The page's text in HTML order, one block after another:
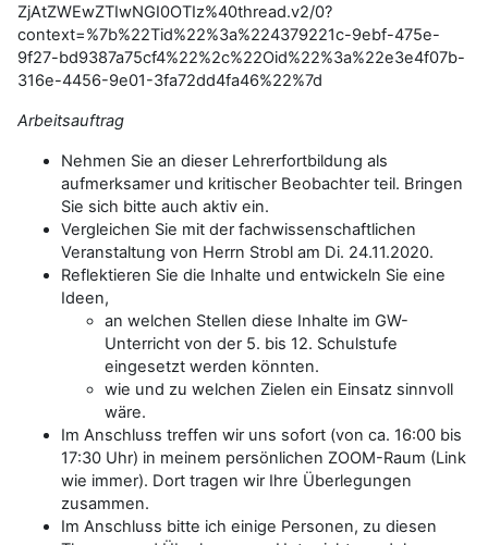
ZjAtZWEwZTIwNGI0OTIz%40thread.v2/0?
context=%7b%22Tid%22%3a%224379221c-9ebf-475e-
9f27-bd9387a75cf4%22%2c%22Oid%22%3a%22e3e4f07b-
316e-4456-9e01-3fa72dd4fa46%22%7d
Arbeitsauftrag
Nehmen Sie an dieser Lehrerfortbildung als
aufmerksamer und kritischer Beobachter teil. Bringen
Sie sich bitte auch aktiv ein.
Vergleichen Sie mit der fachwissenschaftlichen
Veranstaltung von Herrn Strobl am Di. 24.11.2020.
Reflektieren Sie die Inhalte und entwickeln Sie eine
Ideen,
an welchen Stellen diese Inhalte im GW-
Unterricht von der 5. bis 12. Schulstufe
eingesetzt werden könnten.
wie und zu welchen Zielen ein Einsatz sinnvoll
wäre.
Im Anschluss treffen wir uns sofort (von ca. 16:00 bis
17:30 Uhr) in meinem persönlichen ZOOM-Raum (Link
wie immer). Dort tragen wir Ihre Überlegungen
zusammen.
Im Anschluss bitte ich einige Personen, zu diesen